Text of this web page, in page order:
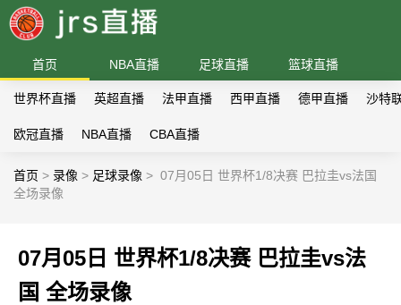
首页 NBA直播 足球直播 篮球直播
世界杯直播 英超直播 法甲直播 西甲直播 德甲直播 沙特
欧冠直播 NBA直播 CBA直播
首页 > 录像 > 足球录像 > 07月05日 世界杯1/8决赛 巴拉圭vs法国
全场录像
07月05日 世界杯1/8决赛 巴拉圭vs法
国 全场录像